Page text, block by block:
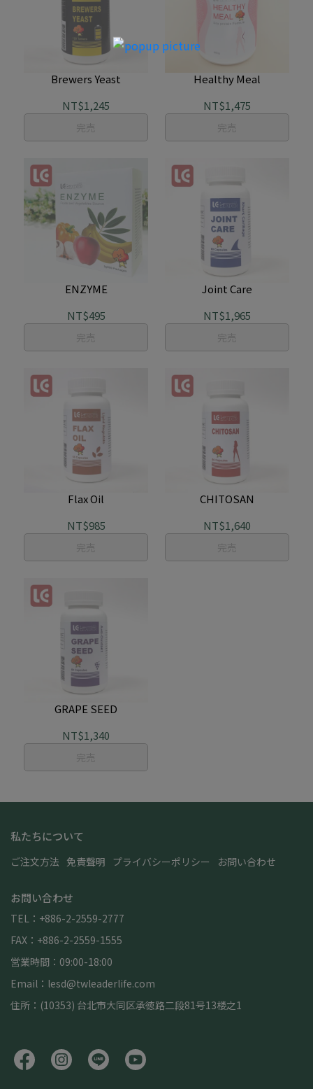
Brewers Yeast
NT$1,245
完売
Healthy Meal
NT$1,475
完売
ENZYME
NT$495
完売
Joint Care
NT$1,965
完売
Flax Oil
NT$985
完売
CHITOSAN
NT$1,640
完売
GRAPE SEED
NT$1,340
完売
私たちについて
ご注文方法 免責聲明 プライバシーポリシー お問い合わせ
お問い合わせ
TEL：+886-2-2559-2777
FAX：+886-2-2559-1555
営業時間：09:00-18:00
Email：lesd@twleaderlife.com
住所：(10353) 台北市大同区承徳路二段81号13楼之1